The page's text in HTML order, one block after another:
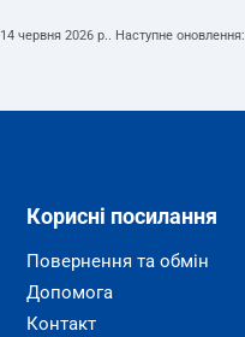
14 червня 2026 р.. Наступне оновлення:
Корисні посилання
Повернення та обмін
Допомога
Контакт